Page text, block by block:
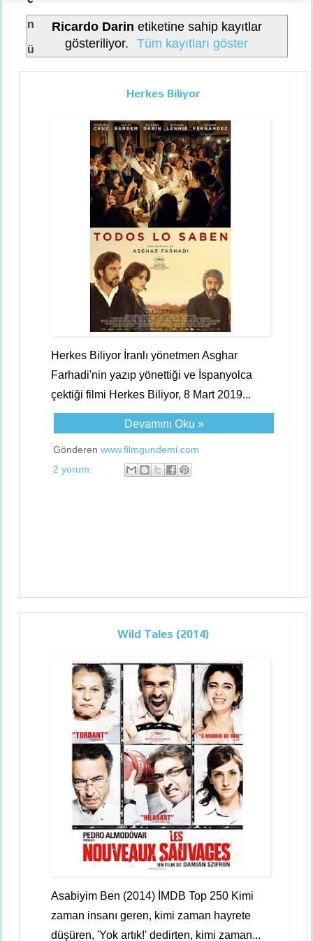
n
ü
Ricardo Darin etiketine sahip kayıtlar
gösteriliyor.
Tüm kayıtları göster
Herkes Biliyor
Herkes Biliyor İranlı yönetmen Asghar
Farhadi'nin yazıp yönettiği ve İspanyolca
çektiği filmi Herkes Biliyor, 8 Mart 2019...
Devamını Oku »
Gönderen www.filmgundemi.com
2 yorum:
Wild Tales (2014)
Asabiyim Ben (2014) İMDB Top 250 Kimi
zaman insanı geren, kimi zaman hayrete
düşüren, 'Yok artık!' dedirten, kimi zaman...